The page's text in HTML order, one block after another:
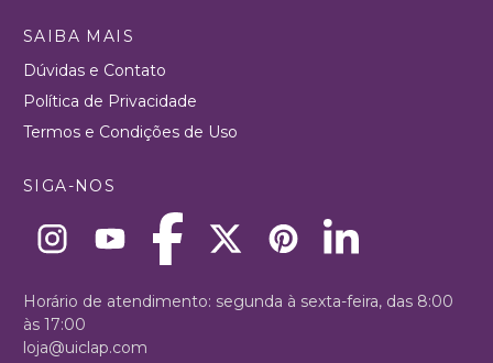
SAIBA MAIS
Dúvidas e Contato
Política de Privacidade
Termos e Condições de Uso
SIGA-NOS
Horário de atendimento: segunda à sexta-feira, das 8:00
às 17:00
loja@uiclap.com